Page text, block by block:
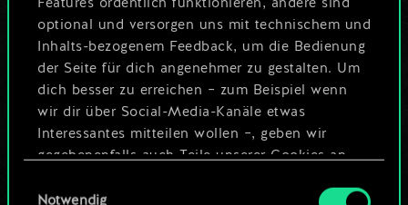
Features ordentlich funktionieren, andere sind
optional und versorgen uns mit technischem und
Inhalts-bezogenem Feedback, um die Bedienung
der Seite für dich angenehmer zu gestalten. Um
dich besser zu erreichen – zum Beispiel wenn
wir dir über Social-Media-Kanäle etwas
Interessantes mitteilen wollen –, geben wir
gegebenenfalls auch Teile unserer Cookies an
Cookies erfordert allerdings deine Zustimmung.
Notwendig
Deck benennen und Leitfaden
Deck bearbeiten